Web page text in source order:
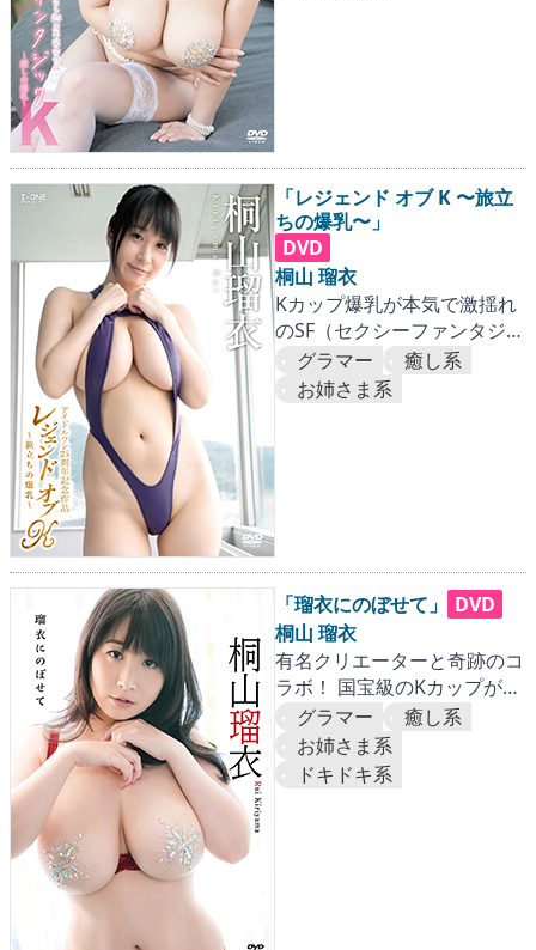
「レジェンド オブ K 〜旅立
ちの爆乳〜」
DVD
桐山 瑠衣
Kカップ爆乳が本気で激揺れ
のSF（セクシーファンタジ
ー）IV！ アイドルワン25周
年記念の連続作品第一弾！！
グラマー
癒し系
お姉さま系
「瑠衣にのぼせて」
DVD
桐山 瑠衣
有名クリエーターと奇跡のコ
ラボ！ 国宝級のKカップがぷ
るんぷるんに弾けまくる！
グラマー
癒し系
お姉さま系
ドキドキ系